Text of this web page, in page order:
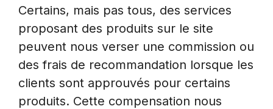
Certains, mais pas tous, des services
proposant des produits sur le site
peuvent nous verser une commission ou
des frais de recommandation lorsque les
clients sont approuvés pour certains
produits. Cette compensation nous